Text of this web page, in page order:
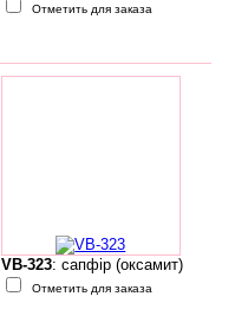
Отметить для заказа
VB-323: сапфір (оксамит)
Отметить для заказа